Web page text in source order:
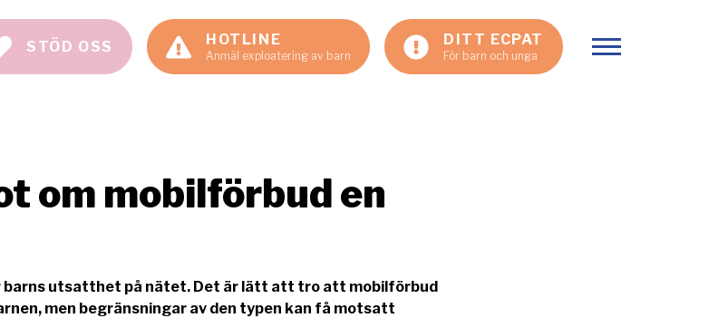
STÖD OSS
HOTLINE
Anmäl exploatering av barn
DITT ECPAT
För barn och unga Visa meny
om mobilförbud en
barns utsatthet på nätet. Det är lätt att tro att mobilförbud
men begränsningar av den typen kan få motsatt